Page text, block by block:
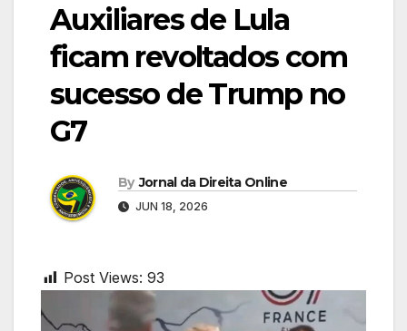
Auxiliares de Lula
ficam revoltados com
sucesso de Trump no
G7
By Jornal da Direita Online
JUN 18, 2026
Post Views: 93